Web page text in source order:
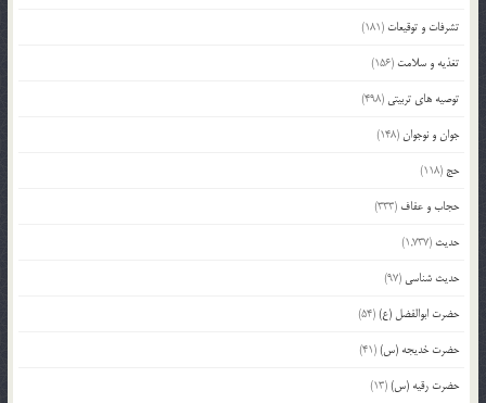
تشرفات و توقیعات (181)
تغذیه و سلامت (156)
توصیه های تربیتی (498)
جوان و نوجوان(148)
حج (118)
حجاب و عفاف (333)
حدیث (1,737)
حدیث شناسی (97)
حضرت ابوالفضل (ع)(54)
حضرت خدیجه (س)(41)
حضرت رقیه (س)(13)